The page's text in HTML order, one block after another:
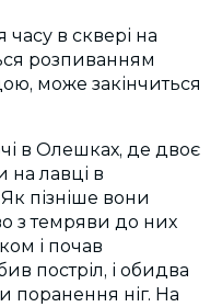
часу в сквері на
розпиванням
може закінчиться
в Олешках, де двоє
на лавці в
пізніше вони
з темряви до них
і почав
постріл, і обидва
поранення ніг. На